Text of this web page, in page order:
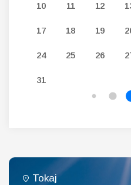
10 11 12
17 18 19
24 25 26
31
Tokaj